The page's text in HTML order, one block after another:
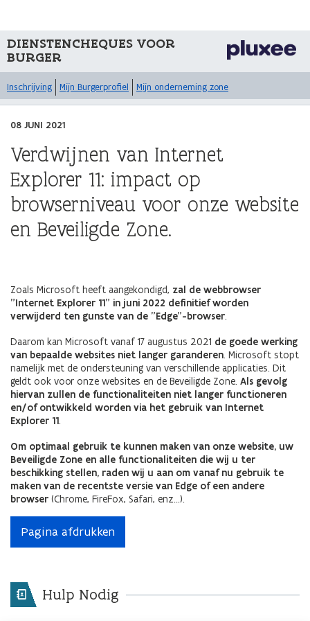
DIENSTENCHEQUES VOOR
BURGER
Inschrijving Mijn Burgerprofiel Mijn onderneming zone
08 JUNI 2021
Verdwijnen van Internet
Explorer 11: impact op
browserniveau voor onze website
en Beveiligde Zone.
Zoals Microsoft heeft aangekondigd, zal de webbrowser
"Internet Explorer 11" in juni 2022 definitief worden
verwijderd ten gunste van de "Edge"-browser.
Daarom kan Microsoft vanaf 17 augustus 2021 de goede werking
van bepaalde websites niet langer garanderen. Microsoft stopt
namelijk met de ondersteuning van verschillende applicaties. Dit
geldt ook voor onze websites en de Beveiligde Zone. Als gevolg
hiervan zullen de functionaliteiten niet langer functioneren
en/of ontwikkeld worden via het gebruik van Internet
Explorer 11.
Om optimaal gebruik te kunnen maken van onze website, uw
Beveiligde Zone en alle functionaliteiten die wij u ter
beschikking stellen, raden wij u aan om vanaf nu gebruik te
maken van de recentste versie van Edge of een andere
browser (Chrome, FireFox, Safari, enz...).
Pagina afdrukken
Hulp Nodig